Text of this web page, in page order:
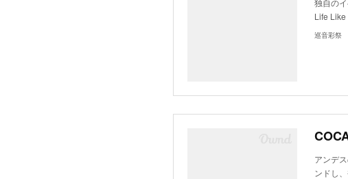
独自の
Life Like
巡音彩祭
アンデ
ンドし